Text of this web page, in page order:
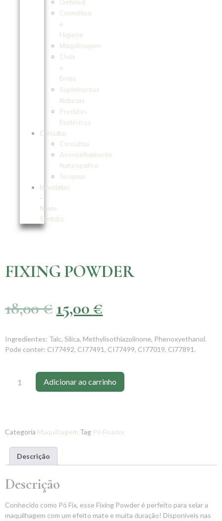
Dietmed
Cosmética
e
Higiene
Maquilhagem
Chás
e
Ervas
Suplementos
Naturais
Produtos
Esotéricos
Consultas
Consultas
Aconselhamento
Naturopático
Terapias
Newsletter
–
Novos
Sentidos
FIXING POWDER
18,00€15,00€
Ingredientes: Talc, Silica, Methylisothiazolinone, Phenoxyethanol.
Pode conter: CI77492, CI77491, CI77499, CI77019, Ci77891.
Adicionar ao carrinho
Categoria Maquilhagem Tag Pó Fixador
Descrição
Descrição
Conhecido como Pó Fix, esse Fixing Powder é perfeito para selar a
maquilhagem com um efeito mate e muita duração! Disponíveis nas